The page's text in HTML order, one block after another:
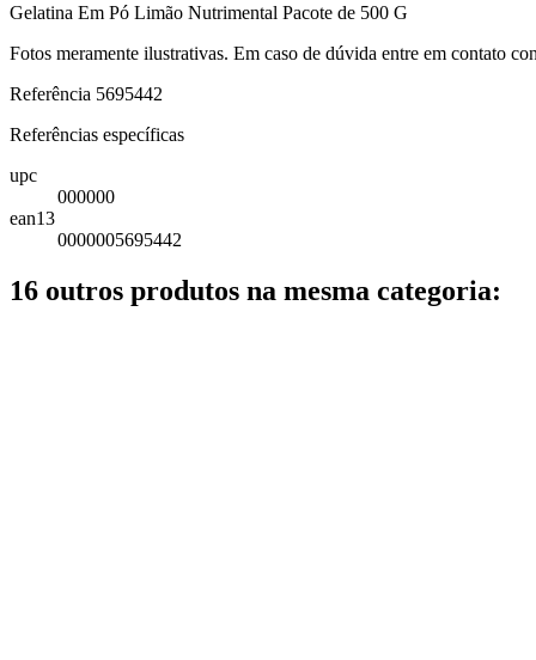
Gelatina Em Pó Limão Nutrimental Pacote de 500 G
Fotos meramente ilustrativas. Em caso de dúvida entre em contato
Referência 5695442
Referências específicas
upc
000000
ean13
0000005695442
16 outros produtos na mesma categoria: